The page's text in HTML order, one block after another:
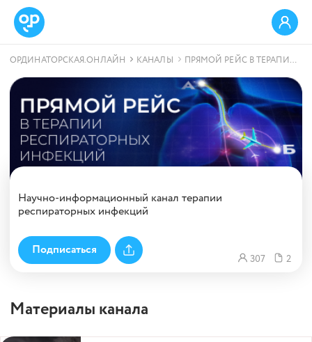
ОРДИНАТОРСКАЯ.ОНЛАЙН КАНАЛЫ ПРЯМОЙ РЕЙС В ТЕРАПИИ РЕСПИРАТОРНЫХ ИНФЕКЦИЙ
Научно-информационный канал терапии
респираторных инфекций
307 2
Материалы канала